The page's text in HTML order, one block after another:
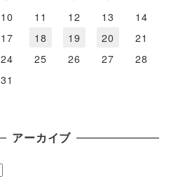
10 11 12 13
14
17 18 19 20
21
24 25 26 27
28
31
アーカイブ